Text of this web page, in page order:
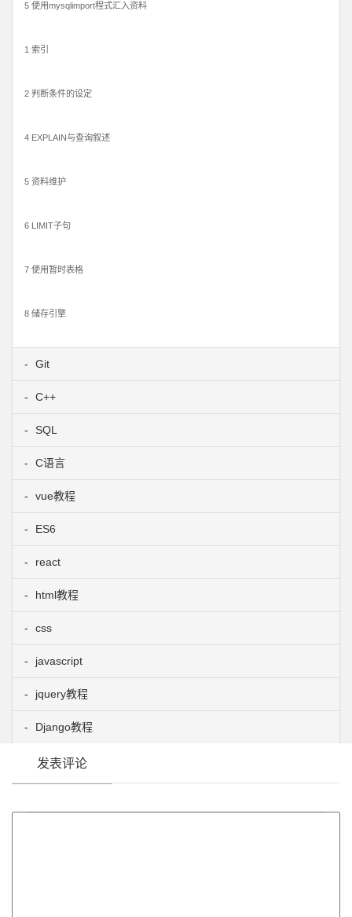
5 使用mysqlimport程式汇入资料
1 索引
2 判断条件的设定
4 EXPLAIN与查询叙述
5 资料维护
6 LIMIT子句
7 使用暂时表格
8 储存引擎
Git
C++
SQL
C语言
vue教程
ES6
react
html教程
css
javascript
jquery教程
Django教程
发表评论